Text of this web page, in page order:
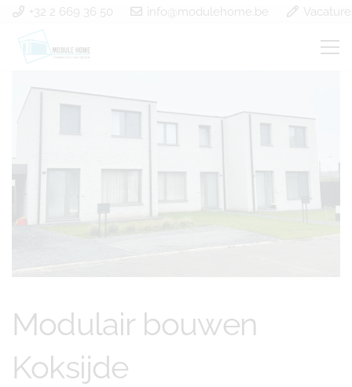
+32 2 669 36 50 info@modulehome.be
Modulair bouwen
Koksijde